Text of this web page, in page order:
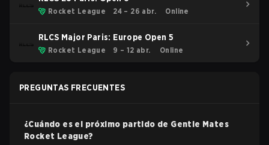
Rocket League 24 – 26 abr. Online
RLCS Major Paris: Europe Open 5
Rocket League 9 – 12 abr. Online
PREGUNTAS FRECUENTES
¿Cuándo es el próximo partido de Gentle Mates
Rocket League?